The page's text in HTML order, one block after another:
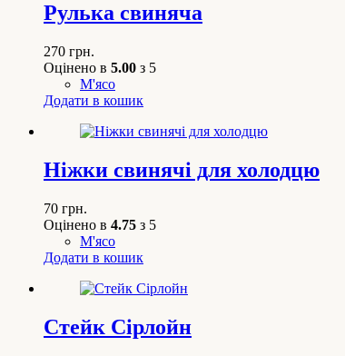
Рулька свиняча
270 грн.
Оцінено в 5.00 з 5
М'ясо
Додати в кошик
Ніжки свинячі для холодцю
70 грн.
Оцінено в 4.75 з 5
М'ясо
Додати в кошик
Стейк Сірлойн